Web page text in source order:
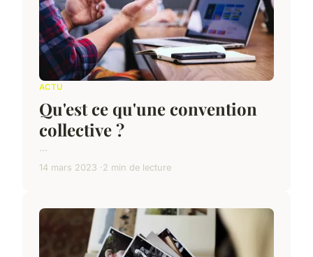
ACTU
Qu'est ce qu'une convention
collective ?
...
14 mars 2023 2 min de lecture